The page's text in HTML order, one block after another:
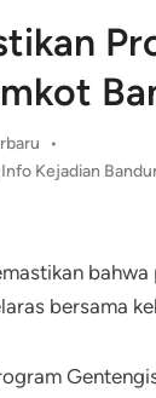
•
Info Kejadian
bersama